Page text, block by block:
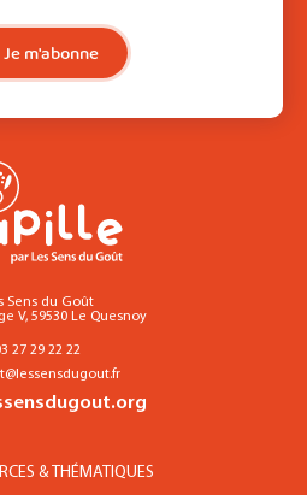
Je m'abonne
Sens du Goût
V, 59530 Le Quesnoy
27 29 22 22
& THÉMATIQUES